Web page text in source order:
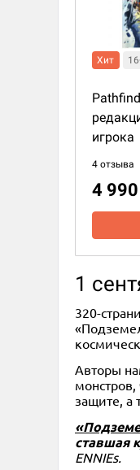
Хит
игрока
4 отзыва
4
1
320-
Авторы
защите, а
ставшая
ENNIEs.